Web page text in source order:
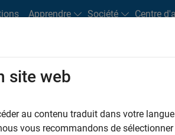
Apprendre Société Centre
nos bureaux Étudiants et carrières
PAR Programme destiné aux nouvelles carrières (EDG)
site web
au contenu traduit dans votre
vous recommandons de